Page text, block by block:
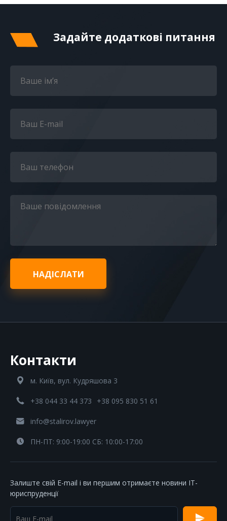
Задайте додаткові питання
НАДІСЛАТИ
Контакти
м. Київ, вул. Кудряшова 3
+38 044 33 44 373 +38 095 830 51 61
info@stalirov.lawyer
ПН-ПТ: 9:00-19:00 СБ: 10:00-17:00
Залиште свій E-mail і ви першим отримаєте новини IT-
юриспруденції